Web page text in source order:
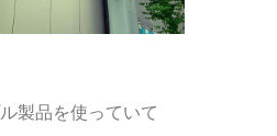
製品を使っていて